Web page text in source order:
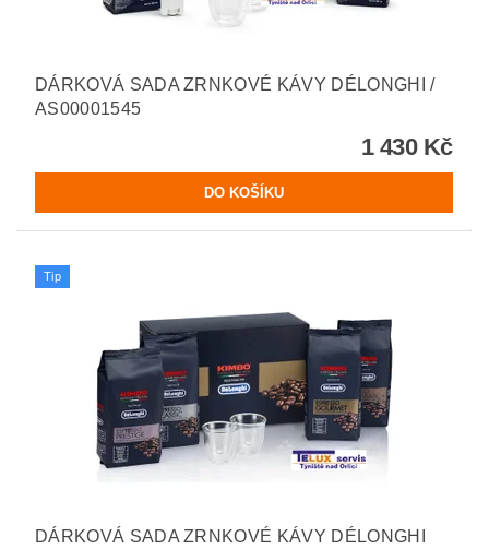
DÁRKOVÁ SADA ZRNKOVÉ KÁVY DÉLONGHI /
AS00001545
1 430 Kč
Tip
DÁRKOVÁ SADA ZRNKOVÉ KÁVY DÉLONGHI